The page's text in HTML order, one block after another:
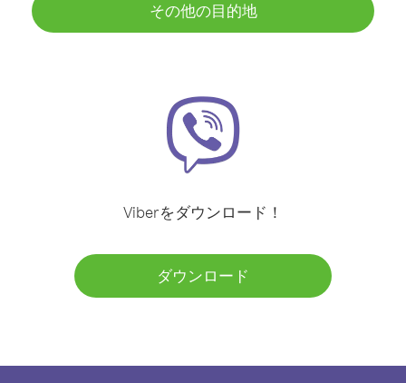
その他の目的地
Viberをダウンロード！
ダウンロード